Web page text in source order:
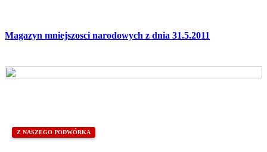
Magazyn mniejszosci narodowych z dnia 31.5.2011
Z NASZEGO PODWÓRKA